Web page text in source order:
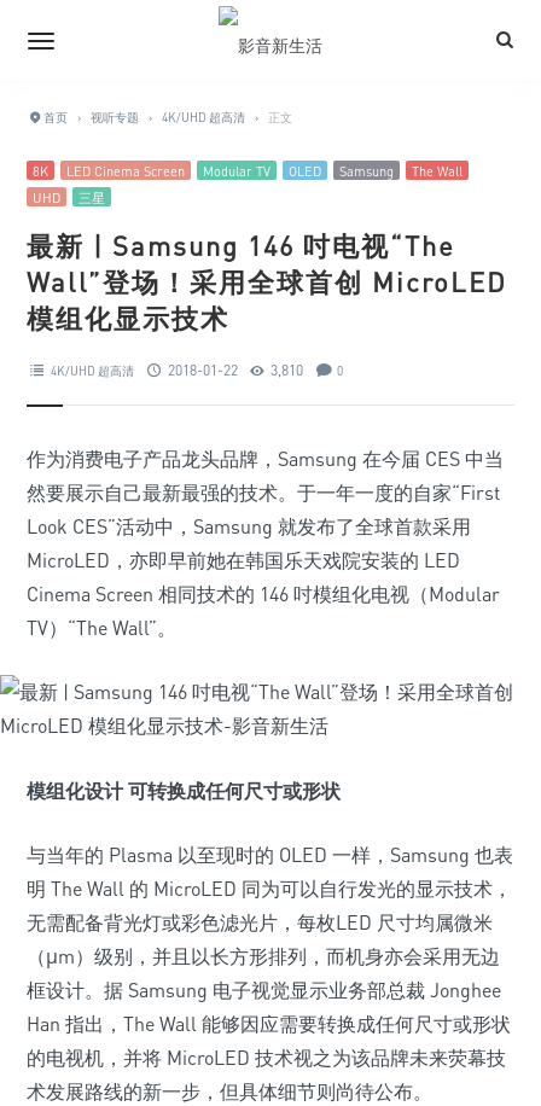
首页 › 视听专题 › 4K/UHD 超高清 › 正文
8K LED Cinema Screen Modular TV OLED Samsung
The Wall
UHD
三星
最新 | Samsung 146 吋电视“The
Wall”登场！采用全球首创 MicroLED
模组化显示技术
4K/UHD 超高清 2018-01-22 3,810 0
作为消费电子产品龙头品牌，Samsung 在今届 CES 中当
然要展示自己最新最强的技术。于一年一度的自家“First
Look CES”活动中，Samsung 就发布了全球首款采用
MicroLED，亦即早前她在韩国乐天戏院安装的 LED
Cinema Screen 相同技术的 146 吋模组化电视（Modular
TV）“The Wall”。
模组化设计 可转换成任何尺寸或形状
与当年的 Plasma 以至现时的 OLED 一样，Samsung 也表
明 The Wall 的 MicroLED 同为可以自行发光的显示技术，
无需配备背光灯或彩色滤光片，每枚LED 尺寸均属微米
（μm）级别，并且以长方形排列，而机身亦会采用无边
框设计。据 Samsung 电子视觉显示业务部总裁 Jonghee
Han 指出，The Wall 能够因应需要转换成任何尺寸或形状
的电视机，并将 MicroLED 技术视之为该品牌未来荧幕技
术发展路线的新一步，但具体细节则尚待公布。